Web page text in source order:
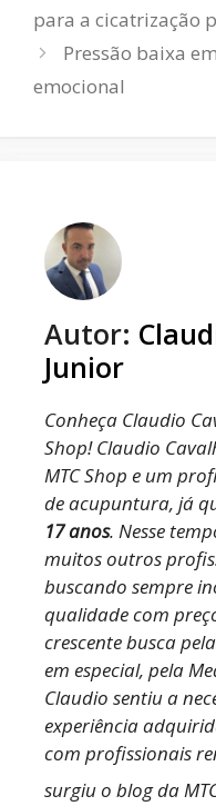
para a cicatrização
Pressão baixa
emocional
Autor:
Junior
Conheça Claudio
Shop! Claudio
MTC Shop e um
de acupuntura, já
17 anos. Nesse
muitos outros
buscando sempre
qualidade com
crescente busca
em especial, pela
Claudio sentiu a
experiência
com profissionais
surgiu o blog da